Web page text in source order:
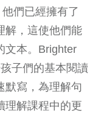
們已經擁有了
解，這使他們能
文本。Brighter
子們的基本閱讀
默寫，為理解句
理解課程中的更